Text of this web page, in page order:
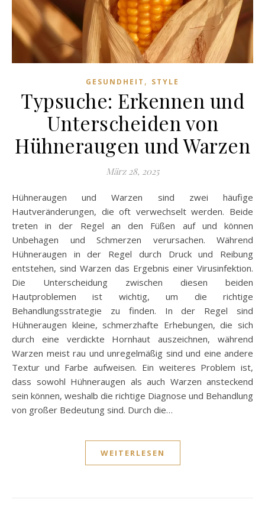
GESUNDHEIT , STYLE
Typsuche: Erkennen und
Unterscheiden von
Hühneraugen und Warzen
März 28, 2025
Hühneraugen und Warzen sind zwei häufige
Hautveränderungen, die oft verwechselt werden. Beide
treten in der Regel an den Füßen auf und können
Unbehagen und Schmerzen verursachen. Während
Hühneraugen in der Regel durch Druck und Reibung
entstehen, sind Warzen das Ergebnis einer Virusinfektion.
Die Unterscheidung zwischen diesen beiden
Hautproblemen ist wichtig, um die richtige
Behandlungsstrategie zu finden. In der Regel sind
Hühneraugen kleine, schmerzhafte Erhebungen, die sich
durch eine verdickte Hornhaut auszeichnen, während
Warzen meist rau und unregelmäßig sind und eine andere
Textur und Farbe aufweisen. Ein weiteres Problem ist,
dass sowohl Hühneraugen als auch Warzen ansteckend
sein können, weshalb die richtige Diagnose und Behandlung
von großer Bedeutung sind. Durch die…
WEITERLESEN